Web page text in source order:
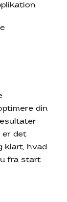
din
er det
klart, hvad
fra start